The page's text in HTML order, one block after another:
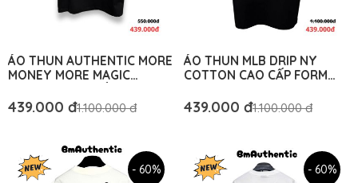
ÁO THUN AUTHENTIC MORE
MONEY MORE MAGIC
RỘNG - BM AUTHENTIC
439.000 đ1.100.000 đ
ÁO THUN MLB DRIP NY
COTTON CAO CẤP FORM
439.000 đ1.100.000 đ
- 60% - 60%